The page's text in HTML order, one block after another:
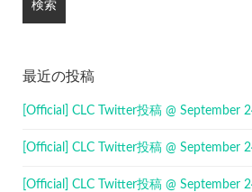
最近の投稿
[Official] CLC Twitter投稿 @ September
[Official] CLC Twitter投稿 @ September
[Official] CLC Twitter投稿 @ September